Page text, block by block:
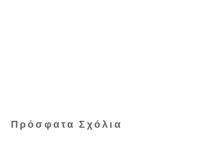
Πρόσφατα Σχόλια